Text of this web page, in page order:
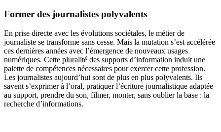
Former des journalistes polyvalents
En prise directe avec les évolutions sociétales, le métier de
journaliste se transforme sans cesse. Mais la mutation s’est accélérée
ces dernières années avec l’émergence de nouveaux usages
numériques. Cette pluralité des supports d’information induit une
palette de compétences nécessaires pour exercer cette profession.
Les journalistes aujourd’hui sont de plus en plus polyvalents. Ils
savent s’exprimer à l’oral, pratiquer l’écriture journalistique adaptée
au support, prendre du son, filmer, monter, sans oublier la base : la
recherche d’informations.